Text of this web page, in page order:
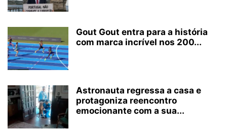
Gout Gout entra para a história
com marca incrível nos 200...
Astronauta regressa a casa e
protagoniza reencontro
emocionante com a sua...